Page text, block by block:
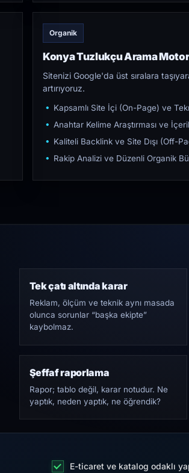
Organik
Konya Tuzlukçu Arama
Sitenizi Google'da üst sıralara
artırıyoruz.
Kapsamlı Site İçi (On-Page) ve
Anahtar Kelime Araştırması ve
Kaliteli Backlink ve Site Dışı (Off-
Rakip Analizi ve Düzenli Organik
Tek çatı altında karar
Reklam, ölçüm ve teknik aynı masada
olunca sorunlar “başka ekipte”
kaybolmaz.
Şeffaf raporlama
Rapor; tablo değil, karar notudur. Ne
yaptık, neden yaptık, ne öğrendik?
E-ticaret ve katalog odaklı